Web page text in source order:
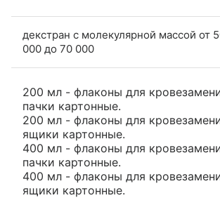
декстран с молекулярной массой от
000 до 70 000
200 мл - флаконы для
пачки картонные.
200 мл - флаконы для
ящики картонные.
400 мл - флаконы для
пачки картонные.
400 мл - флаконы для
ящики картонные.